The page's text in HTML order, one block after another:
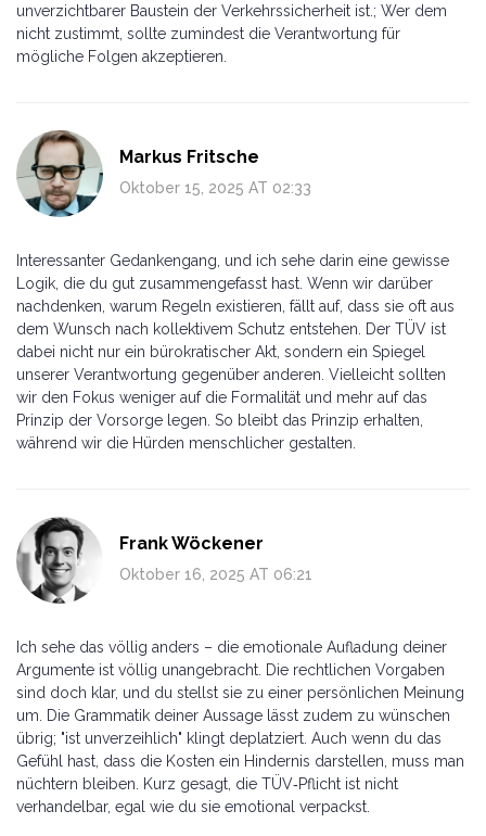
unverzichtbarer Baustein der Verkehrssicherheit ist.; Wer dem
nicht zustimmt, sollte zumindest die Verantwortung für
mögliche Folgen akzeptieren.
Markus Fritsche
Oktober 15, 2025 AT 02:33
Interessanter Gedankengang, und ich sehe darin eine gewisse
Logik, die du gut zusammengefasst hast. Wenn wir darüber
nachdenken, warum Regeln existieren, fällt auf, dass sie oft aus
dem Wunsch nach kollektivem Schutz entstehen. Der TÜV ist
dabei nicht nur ein bürokratischer Akt, sondern ein Spiegel
unserer Verantwortung gegenüber anderen. Vielleicht sollten
wir den Fokus weniger auf die Formalität und mehr auf das
Prinzip der Vorsorge legen. So bleibt das Prinzip erhalten,
während wir die Hürden menschlicher gestalten.
Frank Wöckener
Oktober 16, 2025 AT 06:21
Ich sehe das völlig anders – die emotionale Aufladung deiner
Argumente ist völlig unangebracht. Die rechtlichen Vorgaben
sind doch klar, und du stellst sie zu einer persönlichen Meinung
um. Die Grammatik deiner Aussage lässt zudem zu wünschen
übrig; "ist unverzeihlich" klingt deplatziert. Auch wenn du das
Gefühl hast, dass die Kosten ein Hindernis darstellen, muss man
nüchtern bleiben. Kurz gesagt, die TÜV‑Pflicht ist nicht
verhandelbar, egal wie du sie emotional verpackst.